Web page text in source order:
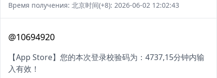
Время получения: 北京时间(+8): 2026-06-02 12:02:43
@10694920
【App Store】您的本次登录校验码为：4737,15分钟内输
入有效！